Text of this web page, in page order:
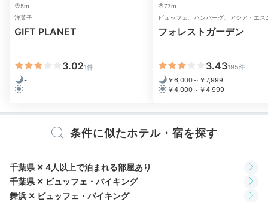
です！
ウィージーのお風呂で
のんびりバスタイム
5m
洋菓子
GIFT PLANET
3.021件
-
-
77m
ビュッフェ、ハンバーグ、アジア・エス
フォレストガーデン
3.43195件
￥6,000～￥7,999
￥4,000～￥4,999
条件に似たホテル・宿を探す
千葉県 ✕ 4人以上で泊まれる部屋あり
千葉県 ✕ ビュッフェ・バイキング
舞浜 ✕ ビュッフェ・バイキング